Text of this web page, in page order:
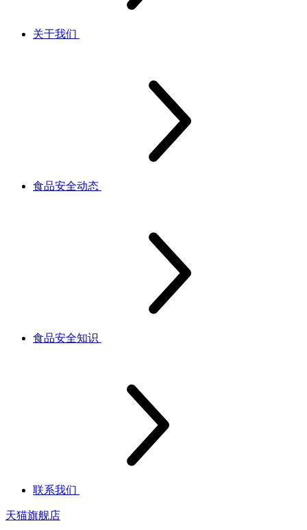
关于我们
食品安全动态
食品安全知识
联系我们
天猫旗舰店